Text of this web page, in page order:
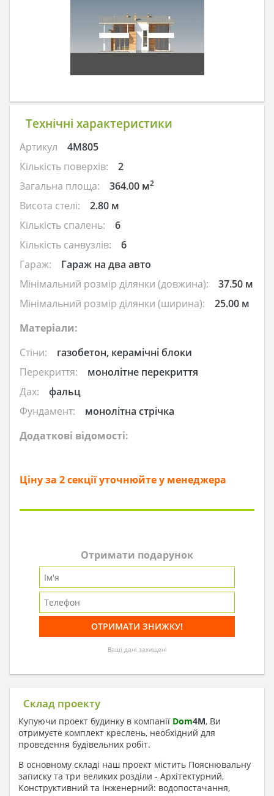
Технічні характеристики
Артикул
4M805
Кількість поверхів:
2
Загальна площа:
364.00 м2
Висота стелі:
2.80 м
Кількість спалень:
6
Кількість санвузлів:
6
Гараж:
Гараж на два авто
Мінімальний розмір ділянки (довжина):
37.50 м
Мінімальний розмір ділянки (ширина):
25.00 м
Матеріали:
Стіни:
газобетон, керамічні блоки
Перекриття:
монолітне перекриття
Дах:
фальц
Фундамент:
монолітна стрічка
Додаткові відомості:
Ціну за 2 секції уточнюйте у менеджера
Отримати подарунок
Ваші дані захищені
Склад проекту
Купуючи проект будинку в компанії Dom4M, Ви
отримуєте комплект креслень, необхідний для
проведення будівельних робіт.
В основному складі наш проект містить Пояснювальну
записку та три великих розділи - Архітектурний,
Конструктивний та Інженерний: водопостачання,